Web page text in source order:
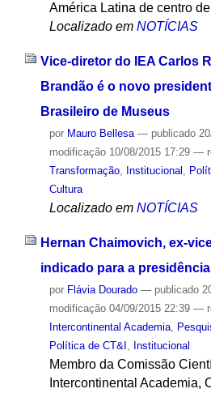
América Latina de centro
Localizado em NOTÍCIAS
Vice-diretor do IEA Carlos
Brandão é o novo
Brasileiro de Museus
por Mauro Bellesa — publicado
modificação10/08/2015 17:29 —
Transformação, Institucional ,
Cultura
Localizado em NOTÍCIAS
Hernan Chaimovich, ex-
indicado para a
por Flávia Dourado — publicado
modificação04/09/2015 22:39 —
Intercontinental Academia,
Política de CT&I
Institucional
Membro da Comissão
Intercontinental Academia,